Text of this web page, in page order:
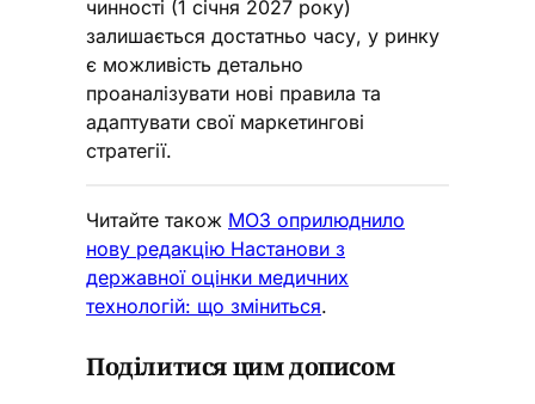
чинності (1 січня 2027 року)
залишається достатньо часу, у ринку
є можливість детально
проаналізувати нові правила та
адаптувати свої маркетингові
стратегії.
Читайте також МОЗ оприлюднило
нову редакцію Настанови з
державної оцінки медичних
технологій: що зміниться.
Поділитися цим дописом